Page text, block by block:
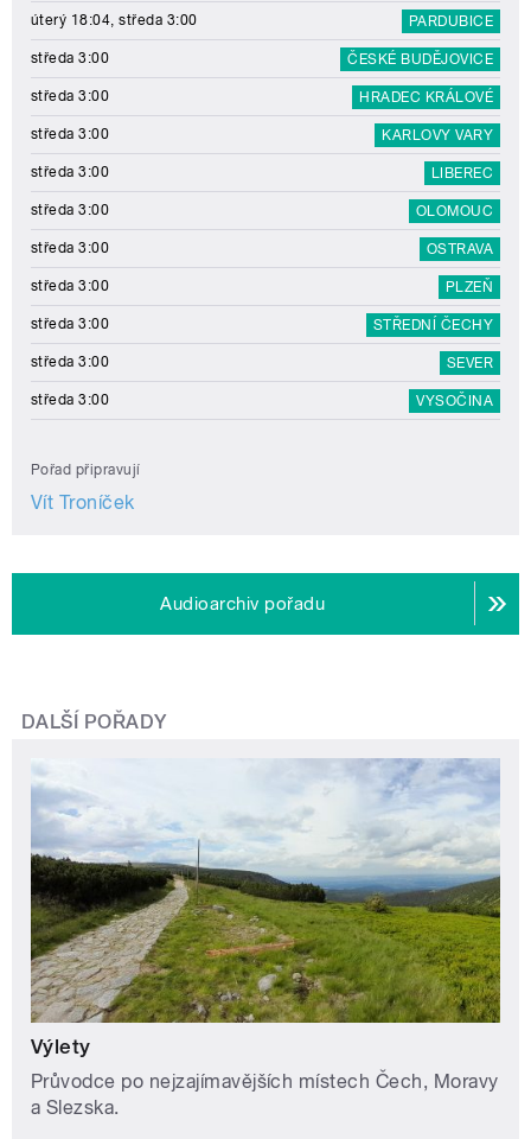
úterý 18:04, středa 3:00 PARDUBICE
středa 3:00 ČESKÉ BUDĚJOVICE
středa 3:00 HRADEC KRÁLOVÉ
středa 3:00 KARLOVY VARY
středa 3:00 LIBEREC
středa 3:00 OLOMOUC
středa 3:00 OSTRAVA
středa 3:00 PLZEŇ
středa 3:00 STŘEDNÍ ČECHY
středa 3:00 SEVER
středa 3:00 VYSOČINA
Pořad připravují
Vít Troníček
Audioarchiv pořadu
DALŠÍ POŘADY
Výlety
Průvodce po nejzajímavějších místech Čech, Moravy
a Slezska.